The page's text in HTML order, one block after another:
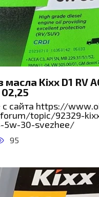
масла Kixx D1 RV
с сайта https://
topic/92329-
5w-30-svezhee/
95